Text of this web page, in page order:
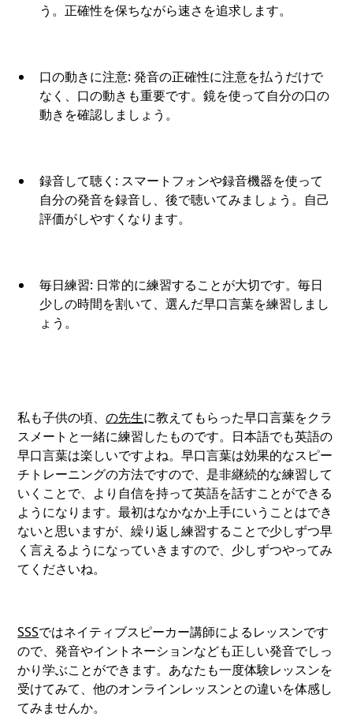
う。正確性を保ちながら速さを追求します。
口の動きに注意: 発音の正確性に注意を払うだけで
なく、口の動きも重要です。鏡を使って自分の口の
動きを確認しましょう。
録音して聴く: スマートフォンや録音機器を使って
自分の発音を録音し、後で聴いてみましょう。自己
評価がしやすくなります。
毎日練習: 日常的に練習することが大切です。毎日
少しの時間を割いて、選んだ早口言葉を練習しまし
ょう。
私も子供の頃、の先生に教えてもらった早口言葉をクラ
スメートと一緒に練習したものです。日本語でも英語の
早口言葉は楽しいですよね。早口言葉は効果的なスピー
チトレーニングの方法ですので、是非継続的な練習して
いくことで、より自信を持って英語を話すことができる
ようになります。最初はなかなか上手にいうことはでき
ないと思いますが、繰り返し練習することで少しずつ早
く言えるようになっていきますので、少しずつやってみ
てくださいね。
SSSではネイティブスピーカー講師によるレッスンです
ので、発音やイントネーションなども正しい発音でしっ
かり学ぶことができます。あなたも一度体験レッスンを
受けてみて、他のオンラインレッスンとの違いを体感し
てみませんか。